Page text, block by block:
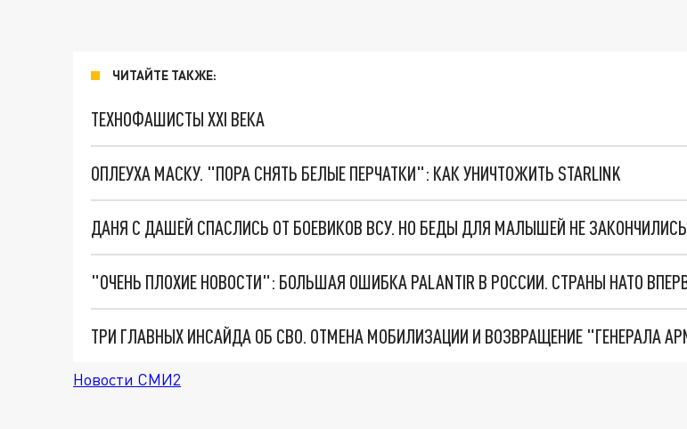
ЧИТАЙТЕ ТАКЖЕ:
ТЕХНОФАШИСТЫ XXI ВЕКА
ОПЛЕУХА МАСКУ. "ПОРА СНЯТЬ БЕЛЫЕ ПЕРЧАТКИ": КАК УНИЧТОЖИТЬ STARLINK
ДАНЯ С ДАШЕЙ СПАСЛИСЬ ОТ БОЕВИКОВ ВСУ. НО БЕДЫ ДЛЯ МАЛЫШЕЙ НЕ ЗАКОНЧИЛИСЬ
Новости СМИ2